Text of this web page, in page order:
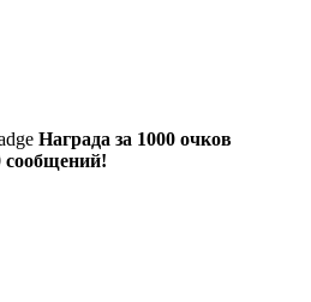
Награда за 1000 очков
сообщений!